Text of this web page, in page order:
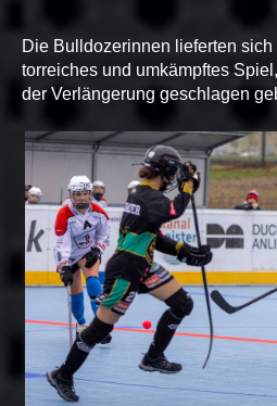
Die Bulldozerinnen lieferten
torreiches und umkämpftes
der Verlängerung geschlagen